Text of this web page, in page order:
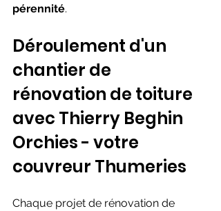
pérennité.
Déroulement d'un
chantier de
rénovation de toiture
avec Thierry Beghin
Orchies - votre
couvreur Thumeries
Chaque projet de rénovation de